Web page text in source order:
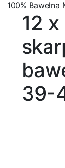
100% Bawełna
12
39-